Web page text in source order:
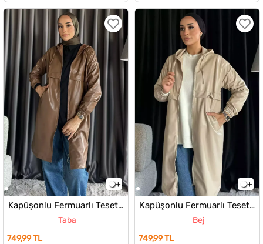
Kapüşonlu Fermuarlı Tesettür Suni Deri Mevsimlik Trençkot
Taba
749,99 TL
Kapüşonlu Fermuarlı Tesettür Suni Deri Mevsimlik Trençkot
Bej
749,99 TL